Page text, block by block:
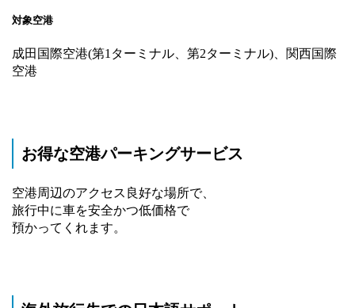
対象空港
成田国際空港(第1ターミナル、第2ターミナル)、関西国際
空港
お得な空港パーキングサービス
空港周辺のアクセス良好な場所で、
旅行中に車を安全かつ低価格で
預かってくれます。